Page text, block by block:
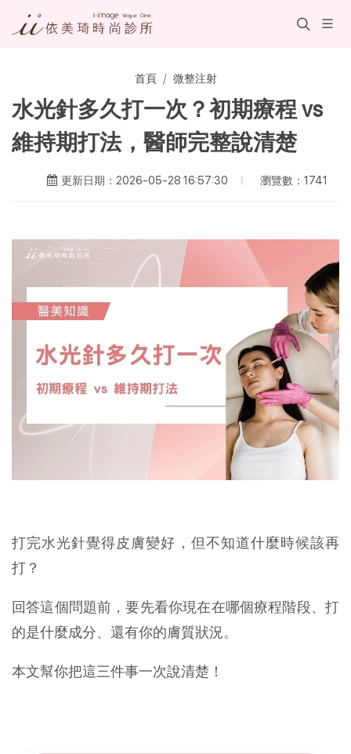
首頁 微整注射
水光針多久打一次？初期療程 vs
維持期打法，醫師完整說清楚
更新日期：2026-05-28 16:57:30 瀏覽數：1741
打完水光針覺得皮膚變好，但不知道什麼時候該再
打？
回答這個問題前，要先看你現在在哪個療程階段、打
的是什麼成分、還有你的膚質狀況。
本文幫你把這三件事一次說清楚！